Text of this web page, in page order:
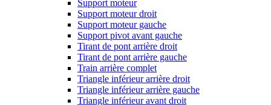
Support moteur
Support moteur droit
Support moteur gauche
Support pivot avant gauche
Tirant de pont arrière droit
Tirant de pont arrière gauche
Train arrière complet
Triangle inférieur arrière droit
Triangle inférieur arrière gauche
Triangle inférieur avant droit